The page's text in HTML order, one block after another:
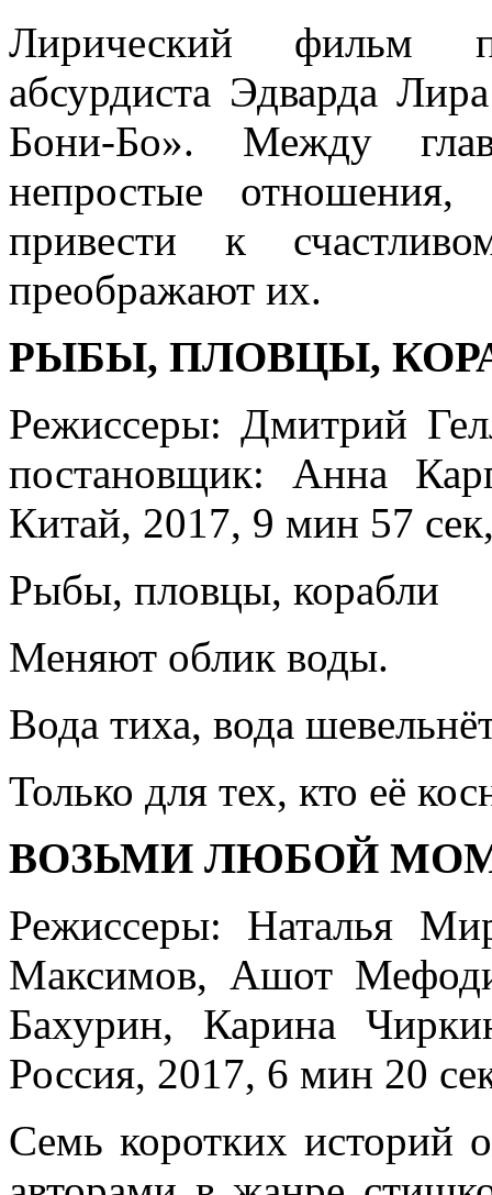
Лирический фильм
абсурдиста Эдварда
Бони-Бо». Между
непростые
привести к
преображают их.
РЫБЫ, ПЛОВЦЫ,
Режиссеры: Дмитрий
постановщик: Анна
Китай, 2017, 9 мин 57
Рыбы, пловцы, корабли
Меняют облик воды.
Вода тиха, вода
Только для тех, кто её
ВОЗЬМИ ЛЮБОЙ
Режиссеры: Наталья
Максимов, Ашот
Бахурин, Карина
Россия, 2017, 6 мин 20
Семь коротких историй